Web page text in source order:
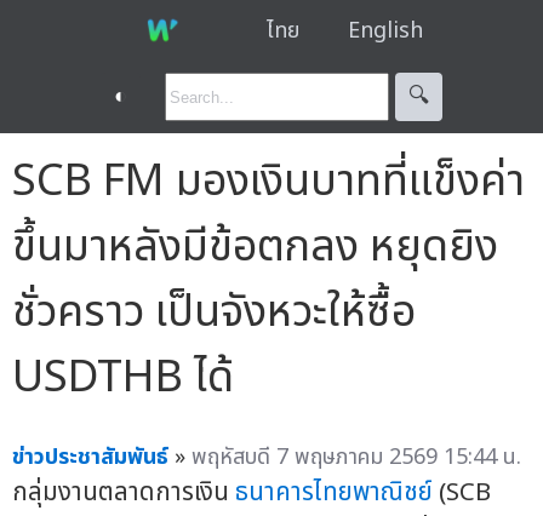
ไทย English
◐ 🔍︎
SCB FM มองเงินบาทที่แข็งค่า
ขึ้นมาหลังมีข้อตกลง หยุดยิง
ชั่วคราว เป็นจังหวะให้ซื้อ
USDTHB ได้
ข่าวประชาสัมพันธ์ »พฤหัสบดี 7 พฤษภาคม 2569 15:44 น.
กลุ่มงานตลาดการเงิน ธนาคารไทยพาณิชย์ (SCB